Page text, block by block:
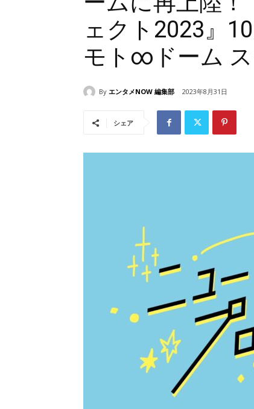
ェクト2023』
モト∞ドーム
By エンタメNOW 編集部 2023年8月31日
シェア